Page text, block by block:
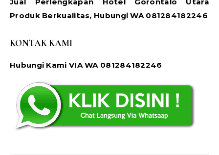
Produk Berkualitas, Hubungi WA 081284182246
KONTAK KAMI
Hubungi Kami VIA WA 081284182246